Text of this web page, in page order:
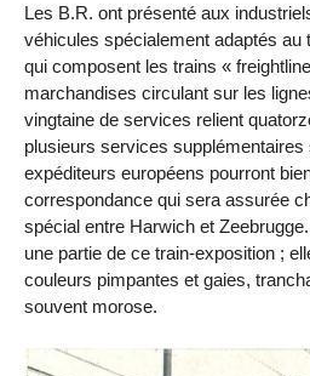
Les B.R. ont présenté aux
véhicules spécialement adaptés au
qui composent les trains «
marchandises circulant sur les
vingtaine de services relient
plusieurs services supplémentaires
expéditeurs européens pourront
correspondance qui sera assurée
spécial entre Harwich et
une partie de ce train-exposition ;
couleurs pimpantes et gaies,
souvent morose.